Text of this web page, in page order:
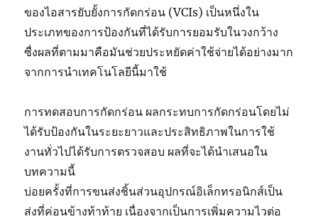
ของไอสารยับยั้งการกัดกร่อน (VCIs) เป็นหนึ่งใน
ประเภทของการป้องกันที่ได้รับการยอมรับในวงกว้าง
ซื่งผลที่ตามมาคือมันช่วยประหยัดค่าใช้จ่ายได้อย่างมาก
จากการนำเทคโนโลยีนี้มาใช้
การทดสอบการกัดกร่อน ผลกระทบการกัดกร่อนโดยไม่
ได้รับป้องกันในระยะยาวและประสิทธิภาพในการใช้
งานทั่วไปได้รับการตรวจสอบ ผลที่จะได้นำเสนอใน
บทความนี้
บ่อยครั้งที่การขนส่งชิ้นส่วนอุปกรณ์อิเล็กทรอนิกส์เป็น
ส่งที่ค่อนข้างท้าท้าย เนื่องจากเป็นการเพิ่มความไวต่อ